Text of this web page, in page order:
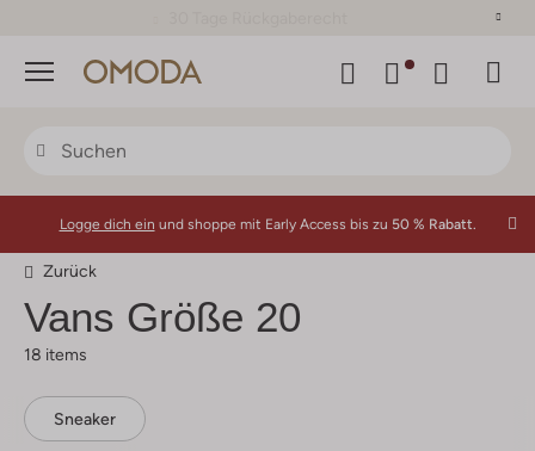
Menü
Logge dich ein und shoppe mit Early Access bis zu 50 % Rabatt.
Zurück
Vans Größe 20
18 items
Sneaker